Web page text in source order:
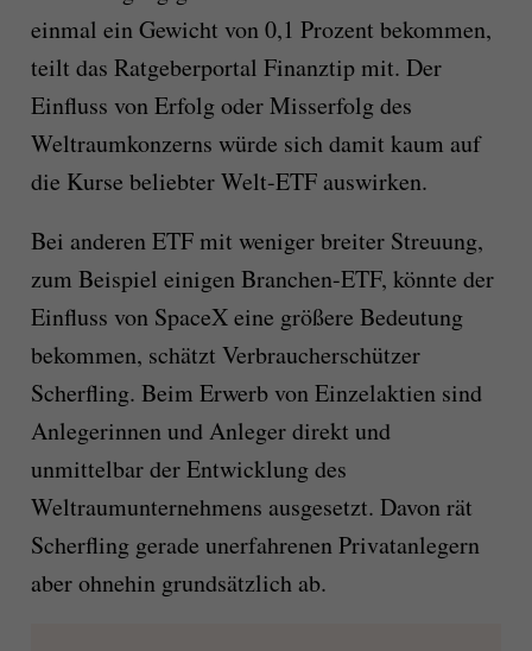
einmal ein Gewicht von 0,1 Prozent bekommen,
teilt das Ratgeberportal Finanztip mit. Der
Einfluss von Erfolg oder Misserfolg des
Weltraumkonzerns würde sich damit kaum auf
die Kurse beliebter Welt-ETF auswirken.
Bei anderen ETF mit weniger breiter Streuung,
zum Beispiel einigen Branchen-ETF, könnte der
Einfluss von SpaceX eine größere Bedeutung
bekommen, schätzt Verbraucherschützer
Scherfling. Beim Erwerb von Einzelaktien sind
Anlegerinnen und Anleger direkt und
unmittelbar der Entwicklung des
Weltraumunternehmens ausgesetzt. Davon rät
Scherfling gerade unerfahrenen Privatanlegern
aber ohnehin grundsätzlich ab.